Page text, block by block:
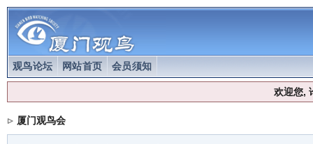
观鸟论坛 网站首页 会员须知
欢迎您,
厦门观鸟会